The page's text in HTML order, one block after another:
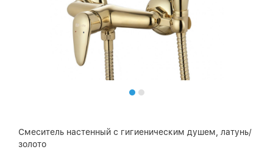
Смеситель настенный с гигиеническим душем, латунь/
золото